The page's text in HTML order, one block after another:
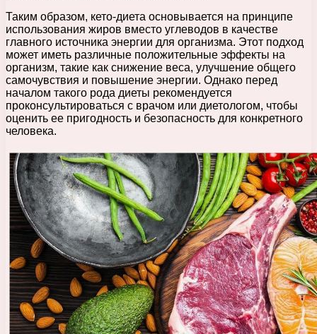
Таким образом, кето-диета основывается на принципе
использования жиров вместо углеводов в качестве
главного источника энергии для организма. Этот подход
может иметь различные положительные эффекты на
организм, такие как снижение веса, улучшение общего
самочувствия и повышение энергии. Однако перед
началом такого рода диеты рекомендуется
проконсультироваться с врачом или диетологом, чтобы
оценить ее пригодность и безопасность для конкретного
человека.